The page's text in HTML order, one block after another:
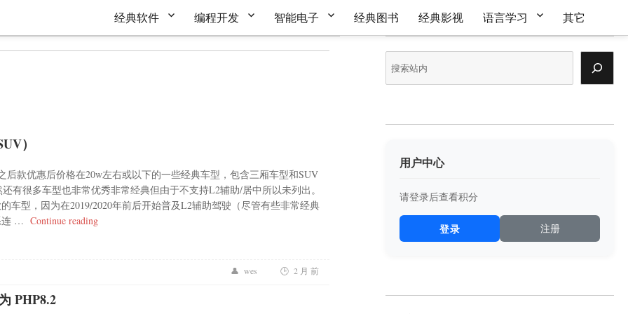
经典软件 编程开发 智能电子 经典图书 经典影视 语言学习 其它
）
优惠后价格在20w左右或以下的一些经典车型，包含三厢车型和SUV
有很多车型也非常优秀非常经典但由于不支持L2辅助/居中所以未列出。
车型，因为在2019/2020年前后开始普及L2辅助驾驶（尽管有些非常经典
连 … Continue reading“2020-2026款一些带L2居中的经典车型（三厢/SUV）”
wes 2 月 前
PHP8.2
索
用户中心
请登录后查看积分
登录 注册